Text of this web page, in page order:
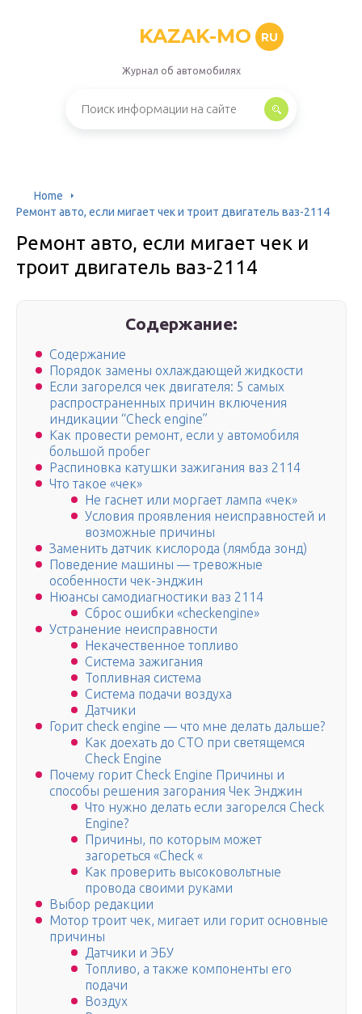
KAZAK-MO RU
Журнал об автомобилях
Home
Ремонт авто, если мигает чек и троит двигатель ваз-2114
Ремонт авто, если мигает чек и
троит двигатель ваз-2114
Содержание:
Содержание
Порядок замены охлаждающей жидкости
Если загорелся чек двигателя: 5 самых
распространенных причин включения
индикации “Check engine”
Как провести ремонт, если у автомобиля
большой пробег
Распиновка катушки зажигания ваз 2114
Что такое «чек»
Не гаснет или моргает лампа «чек»
Условия проявления неисправностей и
возможные причины
Заменить датчик кислорода (лямбда зонд)
Поведение машины — тревожные
особенности чек-энджин
Нюансы самодиагностики ваз 2114
Сброс ошибки «checkengine»
Устранение неисправности
Некачественное топливо
Система зажигания
Топливная система
Система подачи воздуха
Датчики
Горит check engine — что мне делать дальше?
Как доехать до СТО при светящемся
Check Engine
Почему горит Check Engine Причины и
способы решения загорания Чек Энджин
Что нужно делать если загорелся Check
Engine?
Причины, по которым может
загореться «Check «
Как проверить высоковольтные
провода своими руками
Выбор редакции
Мотор троит чек, мигает или горит основные
причины
Датчики и ЭБУ
Топливо, а также компоненты его
подачи
Воздух